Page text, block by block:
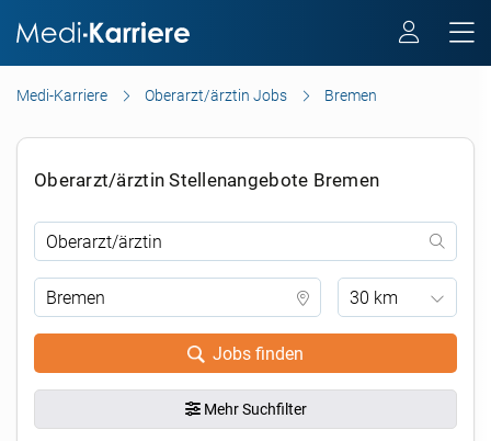
Medi-Karriere Oberarzt/ärztin Jobs Bremen
Oberarzt/ärztin Stellenangebote Bremen
30 km
Jobs finden
Mehr Suchfilter